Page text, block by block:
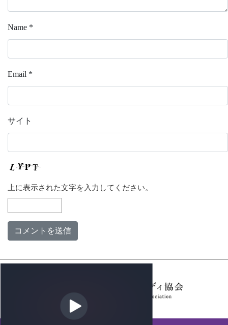
Name *
Email *
サイト
上に表示された文字を入力してください。